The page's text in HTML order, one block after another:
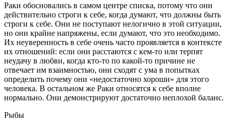
Раки обосновались в самом центре списка, потому что они
действительно строги к себе, когда думают, что должны быть
строги к себе. Они не поступают нелогично в этой ситуации,
но они крайне напряжены, если думают, что это необходимо.
Их неуверенность в себе очень часто проявляется в контексте
их отношений: если они расстаются с кем-то или терпят
неудачу в любви, когда кто-то по какой-то причине не
отвечает им взаимностью, они сходят с ума в попытках
определить почему они «недостаточно хороши» для этого
человека. В остальном же Раки относятся к себе вполне
нормально. Они демонстрируют достаточно неплохой баланс.
Рыбы